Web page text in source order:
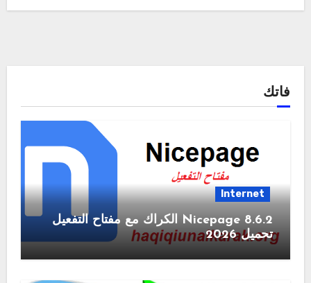
فاتك
Internet
Nicepage 8.6.2 الكراك مع مفتاح التفعيل
تحميل 2026